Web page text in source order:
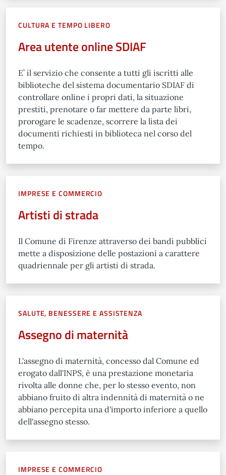
CULTURA E TEMPO LIBERO
Area utente online SDIAF
E’ il servizio che consente a tutti gli iscritti alle
biblioteche del sistema documentario SDIAF di
controllare online i propri dati, la situazione
prestiti, prenotare o far mettere da parte libri,
prorogare le scadenze, scorrere la lista dei
documenti richiesti in biblioteca nel corso del
tempo.
IMPRESE E COMMERCIO
Artisti di strada
Il Comune di Firenze attraverso dei bandi pubblici
mette a disposizione delle postazioni a carattere
quadriennale per gli artisti di strada.
SALUTE, BENESSERE E ASSISTENZA
Assegno di maternità
L'assegno di maternità, concesso dal Comune ed
erogato dall'INPS, è una prestazione monetaria
rivolta alle donne che, per lo stesso evento, non
abbiano fruito di altra indennità di maternità o ne
abbiano percepita una d'importo inferiore a quello
dell'assegno stesso.
IMPRESE E COMMERCIO